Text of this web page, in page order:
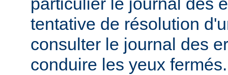
tentative de résolution
consulter le journal des
conduire les yeux fermés.